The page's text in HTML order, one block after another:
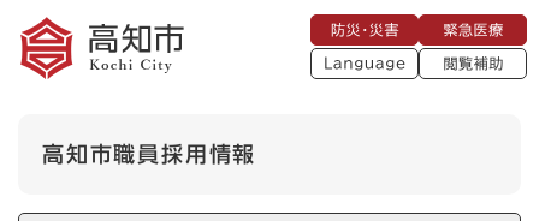
メニューを飛ばして本文へ
災
・
災
急
医
療
L
a
閲
高知市職員採用情報